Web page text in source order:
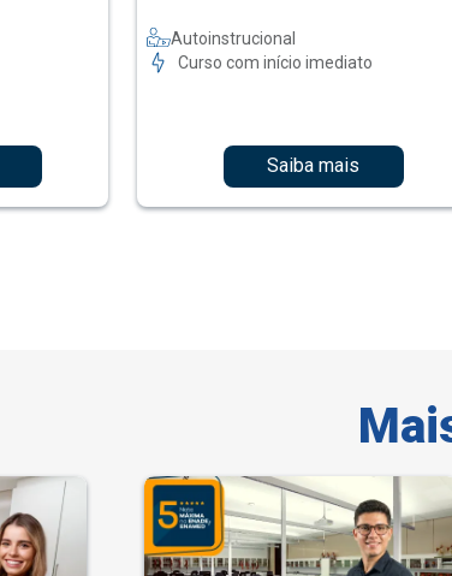
Autoinstrucional
Curso com início imediato
Saiba mais